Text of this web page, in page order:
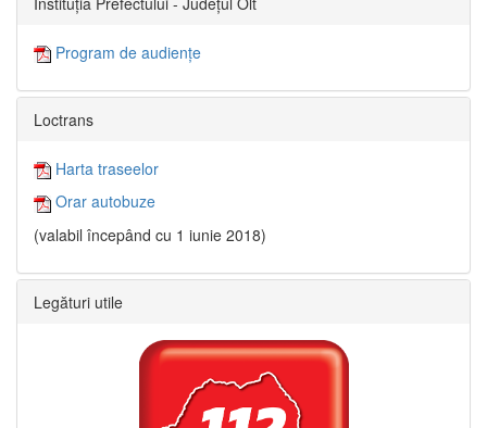
Program de audiențe
Loctrans
Harta traseelor
Orar autobuze
(valabil începând cu 1 iunie 2018)
Legături utile